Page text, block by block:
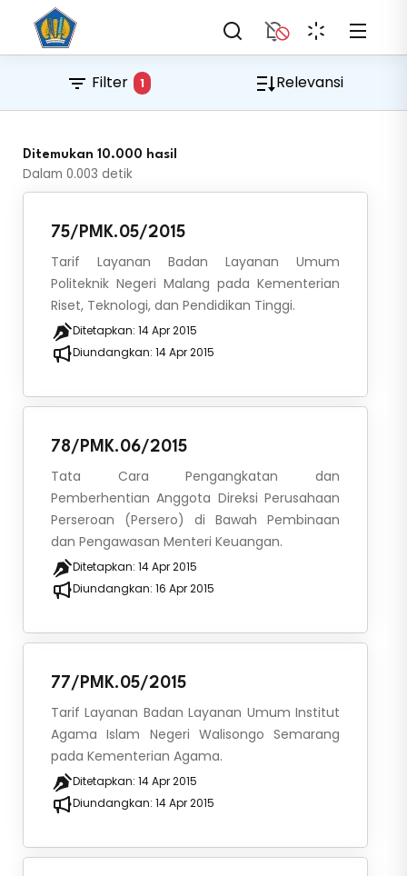
Filter 1 Relevansi
Ditemukan 10.000 hasil
Dalam 0.003 detik
75/PMK.05/2015
Tarif Layanan Badan Layanan Umum
Politeknik Negeri Malang pada Kementerian
Riset, Teknologi, dan Pendidikan Tinggi.
Ditetapkan: 14 Apr 2015
Diundangkan: 14 Apr 2015
78/PMK.06/2015
Tata Cara Pengangkatan dan
Pemberhentian Anggota Direksi Perusahaan
Perseroan (Persero) di Bawah Pembinaan
dan Pengawasan Menteri Keuangan.
Ditetapkan: 14 Apr 2015
Diundangkan: 16 Apr 2015
77/PMK.05/2015
Tarif Layanan Badan Layanan Umum Institut
Agama Islam Negeri Walisongo Semarang
pada Kementerian Agama.
Ditetapkan: 14 Apr 2015
Diundangkan: 14 Apr 2015